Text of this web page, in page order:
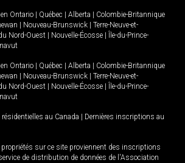
Ontario Québec Alberta
Colombie-Britannique
Nouveau-Brunswick
Terre-Neuve-et-
Nord-Ouest Nouvelle-Écosse
Île-du-Prince-
Ontario Québec Alberta
Colombie-Britannique
Nouveau-Brunswick
Terre-Neuve-et-
Nord-Ouest Nouvelle-Écosse
Île-du-Prince-
au Canada
Dernières inscriptions au
sur ce site proviennent des inscriptions
de distribution de données de l'Association